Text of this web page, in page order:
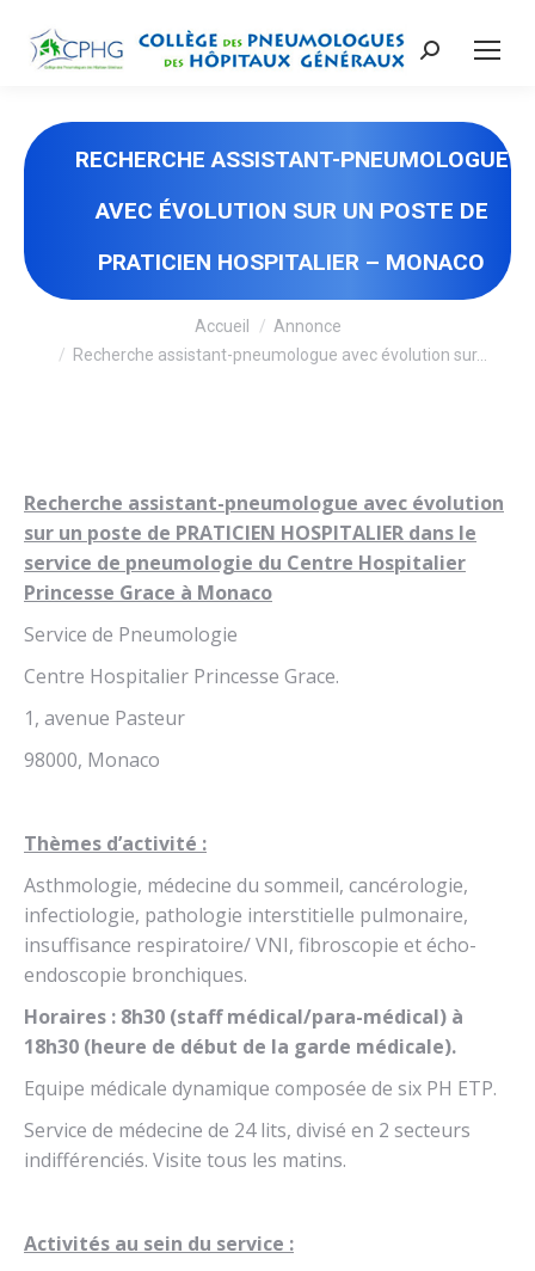
Recherche
RECHERCHE ASSISTANT-PNEUMOLOGUE
AVEC ÉVOLUTION SUR UN POSTE DE
PRATICIEN HOSPITALIER – MONACO
Accueil
Annonce
Recherche assistant-pneumologue avec évolution sur…
Recherche assistant-pneumologue avec évolution
sur un poste de PRATICIEN HOSPITALIER dans le
service de pneumologie du Centre Hospitalier
Princesse Grace à Monaco
Service de Pneumologie
Centre Hospitalier Princesse Grace.
1, avenue Pasteur
98000, Monaco
Thèmes d’activité :
Asthmologie, médecine du sommeil, cancérologie,
infectiologie, pathologie interstitielle pulmonaire,
insuffisance respiratoire/ VNI, fibroscopie et écho-
endoscopie bronchiques.
Horaires : 8h30 (staff médical/para-médical) à
18h30 (heure de début de la garde médicale).
Equipe médicale dynamique composée de six PH ETP.
Service de médecine de 24 lits, divisé en 2 secteurs
indifférenciés. Visite tous les matins.
Activités au sein du service :